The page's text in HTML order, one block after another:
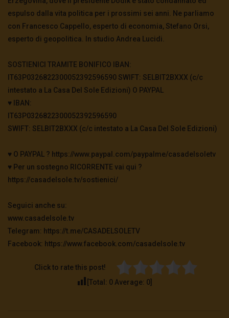
espulso dalla vita politica per i prossimi sei anni. Ne parliamo
con Francesco Cappello, esperto di economia, Stefano Orsi,
esperto di geopolitica. In studio Andrea Lucidi.
SOSTIENICI TRAMITE BONIFICO IBAN:
IT63P0326822300052392596590 SWIFT: SELBIT2BXXX (c/c
intestato a La Casa Del Sole Edizioni) O PAYPAL
♥️ IBAN:
IT63P0326822300052392596590
SWIFT: SELBIT2BXXX (c/c intestato a La Casa Del Sole Edizioni)
♥️ O PAYPAL ? https://www.paypal.com/paypalme/casadelsoletv
♥️ Per un sostegno RICORRENTE vai qui ?
https://casadelsole.tv/sostienici/
Seguici anche su:
www.casadelsole.tv
Telegram: https://t.me/CASADELSOLETV
Facebook: https://www.facebook.com/casadelsole.tv
Click to rate this post!
[Total: 0 Average: 0